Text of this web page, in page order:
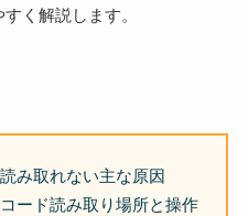
く解説します。
み取れない主な原因
ード読み取り場所と操作